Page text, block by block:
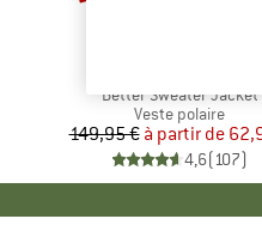
Article
Better Sweater Jacket
Product group
Veste polaire
Prix
149,95 € Prix réduit
à partir de
4,6(107)